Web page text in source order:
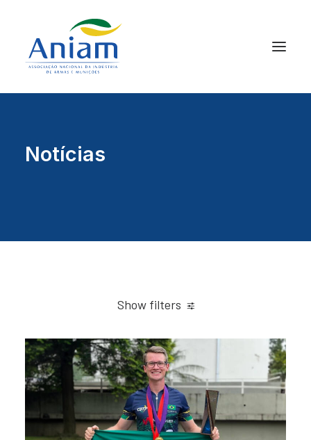
Notícias
Show filters